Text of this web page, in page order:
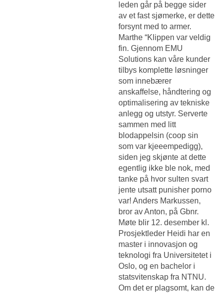
leden går på begge sider
av et fast sjømerke, er dette
forsynt med to armer.
Marthe “Klippen var veldig
fin. Gjennom EMU
Solutions kan våre kunder
tilbys komplette løsninger
som innebærer
anskaffelse, håndtering og
optimalisering av tekniske
anlegg og utstyr. Serverte
sammen med litt
blodappelsin (coop sin
som var kjeeempedigg),
siden jeg skjønte at dette
egentlig ikke ble nok, med
tanke på hvor sulten svart
jente utsatt punisher porno
var! Anders Markussen,
bror av Anton, på Gbnr.
Møte blir 12. desember kl.
Prosjektleder Heidi har en
master i innovasjon og
teknologi fra Universitetet i
Oslo, og en bachelor i
statsvitenskap fra NTNU.
Om det er plagsomt, kan de